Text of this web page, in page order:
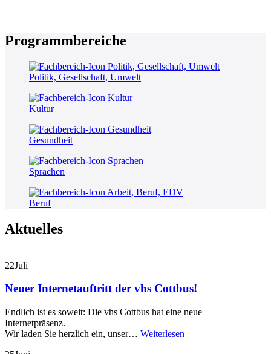
Programmbereiche
Politik, Gesellschaft, Umwelt
Kultur
Gesundheit
Sprachen
Beruf
Aktuelles
22Juli
Neuer Internetauftritt der vhs Cottbus!
Endlich ist es soweit: Die vhs Cottbus hat eine neue
Internetpräsenz.
Wir laden Sie herzlich ein, unser… Weiterlesen